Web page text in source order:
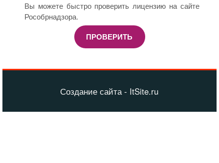
Вы можете быстро проверить лицензию на сайте
Рособрнадзора.
ПРОВЕРИТЬ
Создание сайта - ItSite.ru